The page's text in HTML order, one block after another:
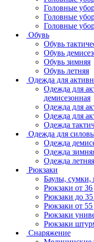
Головные
Головные
Головные
Обувь
Обувь
Обувь
Обувь зимняя
Обувь летняя
Одежда для
Одежда для
демисезонная
Одежда для
Одежда для
Одежда
Одежда для
Одежда
Одежда
Одежда
Рюкзаки
Баулы, сумки,
Рюкзаки от
Рюкзаки до
Рюкзаки от 55
Рюкзаки
Рюкзаки
Снаряжение